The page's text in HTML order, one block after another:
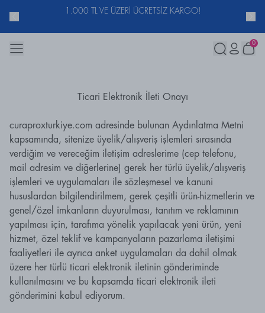
1.000 TL VE ÜZERİ ÜCRETSİZ KARGO!
0
Ticari Elektronik İleti Onayı
curaproxturkiye.com adresinde bulunan Aydınlatma Metni
kapsamında, sitenize üyelik/alışveriş işlemleri sırasında
verdiğim ve vereceğim iletişim adreslerime (cep telefonu,
mail adresim ve diğerlerine) gerek her türlü üyelik/alışveriş
işlemleri ve uygulamaları ile sözleşmesel ve kanuni
hususlardan bilgilendirilmem, gerek çeşitli ürün-hizmetlerin ve
genel/özel imkanların duyurulması, tanıtım ve reklamının
yapılması için, tarafıma yönelik yapılacak yeni ürün, yeni
hizmet, özel teklif ve kampanyaların pazarlama iletişimi
faaliyetleri ile ayrıca anket uygulamaları da dahil olmak
üzere her türlü ticari elektronik iletinin gönderiminde
kullanılmasını ve bu kapsamda ticari elektronik ileti
gönderimini kabul ediyorum.